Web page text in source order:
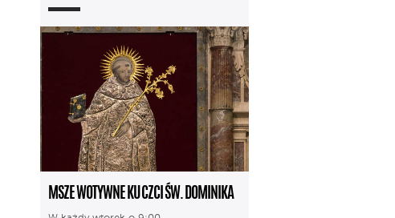
MSZE WOTYWNE KU CZCI ŚW. DOMINIKA